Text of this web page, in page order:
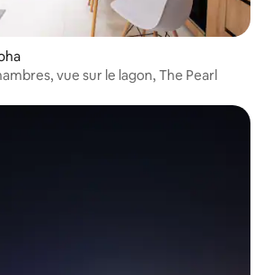
vue sur le lagon, The Pearl